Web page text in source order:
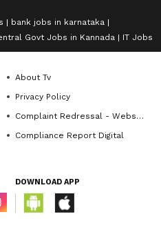
bank jobs in karnataka
Govt Jobs in Kannada IT Jobs
About Tv
Privacy Policy
Complaint Redressal - Website
Compliance Report Digital
DOWNLOAD APP